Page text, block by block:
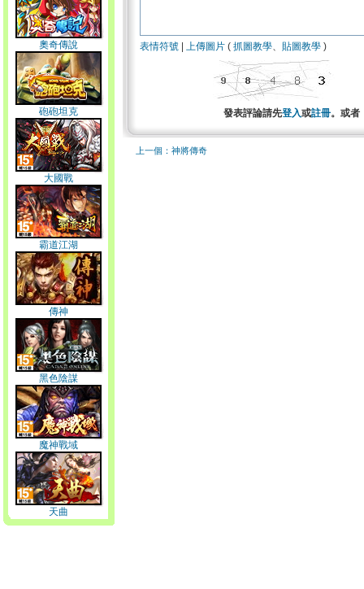
奧奇傳說
砲砲坦克
大國戰
霸道江湖
傳神
黑色陰謀
魔神戰域
天曲
表情符號 上傳圖片 ( 抓圖教學、 貼圖教學 )
發表評論請先登入或註冊。或者
上一個：神將傳奇